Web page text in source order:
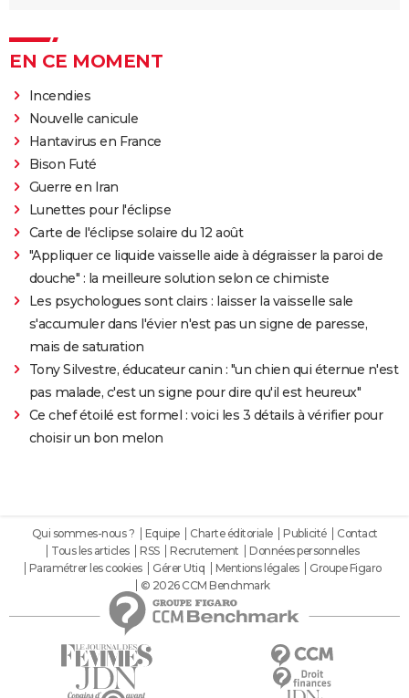
EN CE MOMENT
Incendies
Nouvelle canicule
Hantavirus en France
Bison Futé
Guerre en Iran
Lunettes pour l'éclipse
Carte de l'éclipse solaire du 12 août
"Appliquer ce liquide vaisselle aide à dégraisser la paroi de
douche" : la meilleure solution selon ce chimiste
Les psychologues sont clairs : laisser la vaisselle sale
s'accumuler dans l'évier n'est pas un signe de paresse,
mais de saturation
Tony Silvestre, éducateur canin : "un chien qui éternue n'est
pas malade, c'est un signe pour dire qu'il est heureux"
Ce chef étoilé est formel : voici les 3 détails à vérifier pour
choisir un bon melon
Qui sommes-nous ? Equipe Charte éditoriale Publicité
Contact
Tous les articles
RSS Recrutement
Données personnelles
Paramétrer les cookies
Gérer Utiq Mentions légales
Groupe Figaro
© 2026 CCM Benchmark